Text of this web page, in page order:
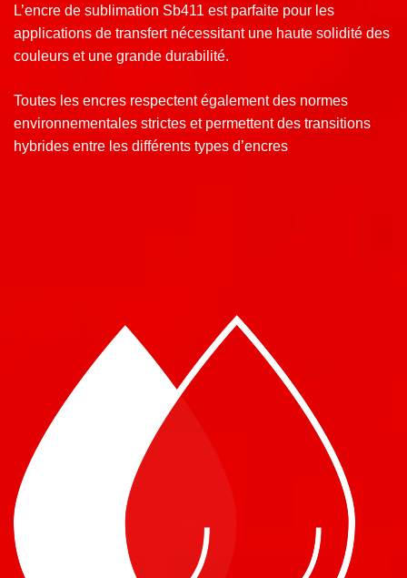
L’encre de sublimation Sb411 est parfaite pour les
applications de transfert nécessitant une haute solidité des
couleurs et une grande durabilité.
Toutes les encres respectent également des normes
environnementales strictes et permettent des transitions
hybrides entre les différents types d’encres